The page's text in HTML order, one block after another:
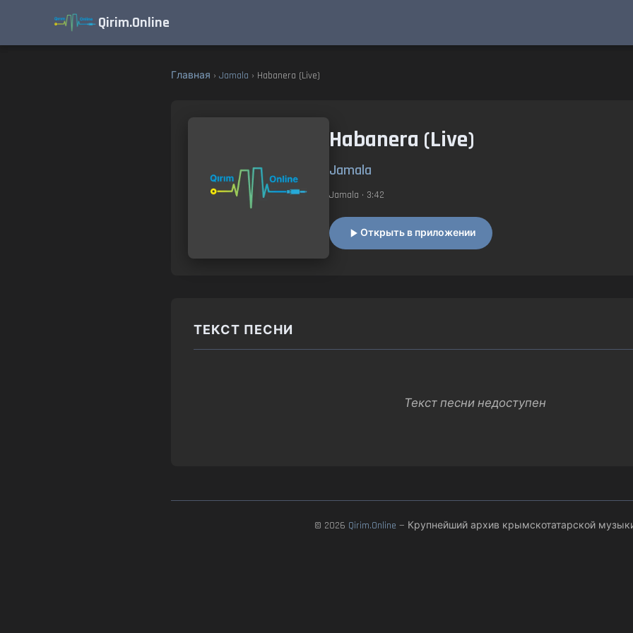
Qirim.Online
Главная › Jamala › Habanera (Live)
Habanera (Live)
Jamala
Jamala • 3:42
Открыть в приложении
ТЕКСТ ПЕСНИ
Текст песни недоступен
© 2026 Qirim.Online — Крупнейший архив крымскотатарской